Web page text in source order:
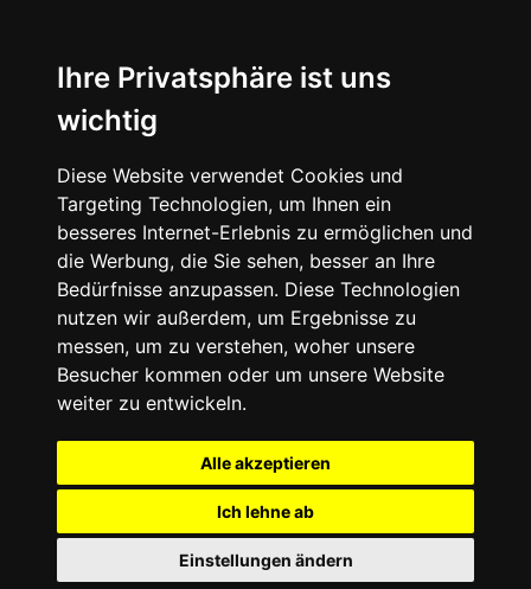
Ihre Privatsphäre ist uns
wichtig
Diese Website verwendet Cookies und
Targeting Technologien, um Ihnen ein
besseres Internet-Erlebnis zu ermöglichen und
die Werbung, die Sie sehen, besser an Ihre
Bedürfnisse anzupassen. Diese Technologien
nutzen wir außerdem, um Ergebnisse zu
messen, um zu verstehen, woher unsere
Besucher kommen oder um unsere Website
weiter zu entwickeln.
Alle akzeptieren
Ich lehne ab
Einstellungen ändern